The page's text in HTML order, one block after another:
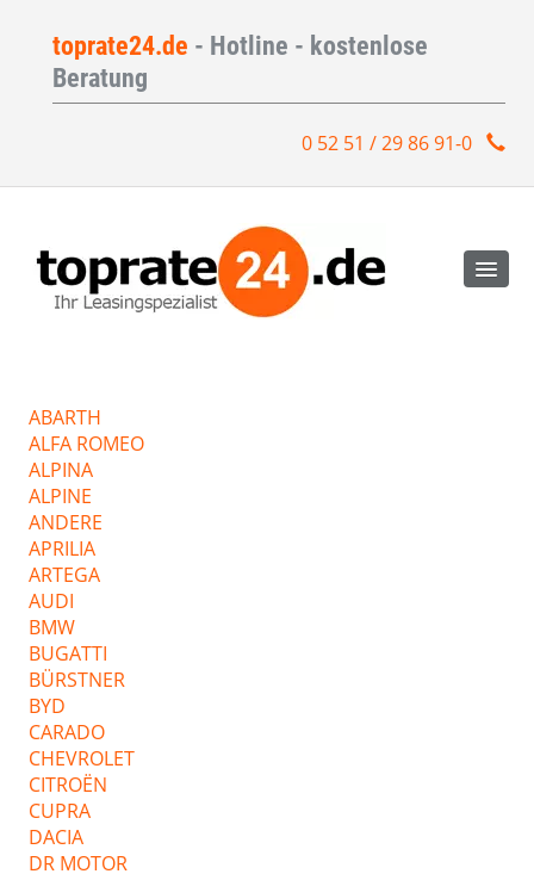
toprate24.de - Hotline - kostenlose
Beratung
0 52 51 / 29 86 91-0
ABARTH
ALFA ROMEO
ALPINA
ALPINE
ANDERE
APRILIA
ARTEGA
AUDI
BMW
BUGATTI
BÜRSTNER
BYD
CARADO
CHEVROLET
CITROËN
CUPRA
DACIA
DR MOTOR